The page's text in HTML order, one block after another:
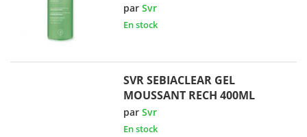
parSvr
En stock
SVR SEBIACLEAR GEL
MOUSSANT RECH 400ML
parSvr
En stock